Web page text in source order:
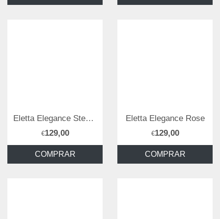
Eletta Elegance Steel & Gold
€129,00
COMPRAR
Eletta Elegance Rose
€129,00
COMPRAR